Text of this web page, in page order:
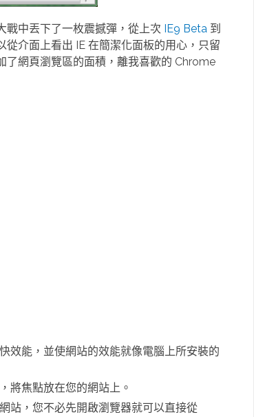
中丟下了一枚震撼彈，從上次 IE9 Beta 到
介面上看出 IE 在簡潔化面板的用心，只留
了網頁瀏覽區的面積，離我喜歡的 Chrome
效能，並使網站的效能就像電腦上所安裝的
將焦點放在您的網站上。
站，您不必先開啟瀏覽器就可以直接從